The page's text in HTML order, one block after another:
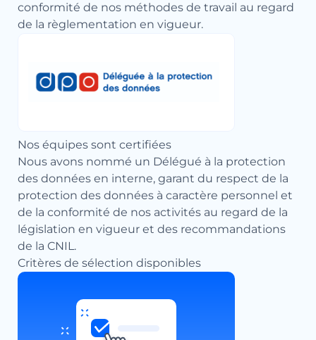
conformité de nos méthodes de travail au regard
de la règlementation en vigueur.
Nos équipes sont certifiées
Nous avons nommé un Délégué à la protection
des données en interne, garant du respect de la
protection des données à caractère personnel et
de la conformité de nos activités au regard de la
législation en vigueur et des recommandations
de la CNIL.
Critères de sélection disponibles